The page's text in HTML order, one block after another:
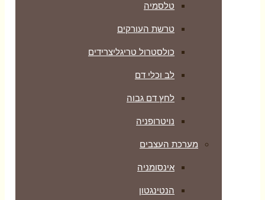
טלסמיה
טרשת העורקים
כולסטרול טריגליצרידים
לב וכלי דם
לחץ דם גבוה
נויטרופניה
מערכת העצבים
אינסומניה
הנטינגטון